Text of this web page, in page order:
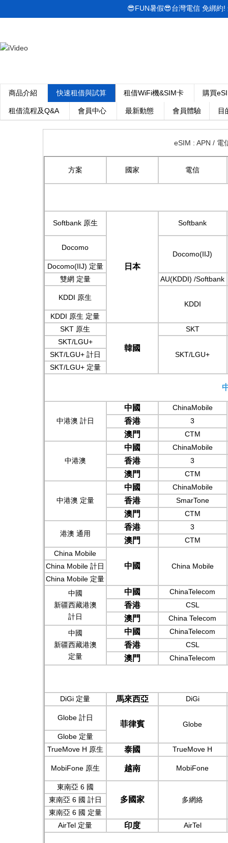
商品介紹 快速租借與試算 租借WiFi機&SIM卡 購買
租借流程及Q&A 會員中心 最新動態 會員體驗 目
😎FUN暑假😎台灣電信 免綁約
eSIM : APN / 電
方案 國家 電信
Softbank 原生
日本
Softbank
Docomo
Docomo(IIJ)
Docomo(IIJ) 定量
雙網 定量
AU(KDDI) /Softbank
KDDI 原生
KDDI
KDDI 原生 定量
SKT 原生
韓國
SKT
SKT/LGU+
SKT/LGU+
SKT/LGU+ 計日
SKT/LGU+ 定量
中港澳 計日
中國 ChinaMobile
香港 3
澳門 CTM
中港澳
中國 ChinaMobile
香港 3
澳門 CTM
中港澳 定量
中國 ChinaMobile
香港 SmarTone
澳門 CTM
港澳 通用
香港 3
澳門
CTM
China Mobile
中國 China Mobile
China Mobile 計日
China Mobile 定量
中國
新疆西藏港澳
計日
中國 ChinaTelecom
香港 CSL
澳門
China Telecom
中國
新疆西藏港澳
定量
中國 ChinaTelecom
香港 CSL
澳門 ChinaTelecom
DiGi 定量 馬來西亞 DiGi
Globe 計日
菲律賓
Globe
Globe定量
TrueMove H 原生 泰國 TrueMove H
MobiFone 原生 越南 MobiFone
東南亞 6 國
多國家 多網絡
東南亞 6 國 計日
東南亞 6 國 定量
AirTel 定量
印度 AirTel